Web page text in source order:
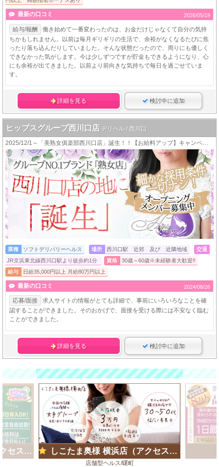
最新の口コミ 2026/05/19
給与/報酬
働き始めて一番変わったのは、お金だけじゃなくて自分の気持
ちかもしれません。以前は毎月ギリギリの生活で、余裕がなくなるたびに焦
ったり落ち込んだりしていました。そんな状態だったので、周りにも優しく
できなかった気がします。今は少しずつですが貯金もできるようになり、心
にも余裕が出てきました。以前より前向きな気持ちで毎日を過ごせていま
す。
詳細を見る 検討中に追加
ヒップスグループ西川口店 デリヘル / 西川口
2025/12/1～「美熟女俱楽部西川口店」誕生！！【お給料アップ】キャンペーン中！
業種 ソフトデリバリーヘルス 場所 西川口駅 近郊 及び 近隣地域
交通
JR京浜東北線西川口駅より徒歩約1分
資格
30歳～60歳※未経験者大歓迎!!
給与
日給35,000円以上 月給80万円以上
最新の口コミ 2024/08/26
応募/面接
求人サイトの情報がとても詳細で、事前にいろいろなことを確
認することができました。そのおかげで、面接を受ける際には不安なく臨む
ことができました。
詳細を見る 検討中に追加
ープ) しこたま奥様 横浜店（アクセスグループ）
店舗型ヘルス/曙町